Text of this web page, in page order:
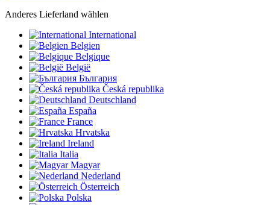
Anderes Lieferland wählen
International
Belgien
Belgique
België
България
Česká republika
Deutschland
España
France
Hrvatska
Ireland
Italia
Magyar
Nederland
Österreich
Polska